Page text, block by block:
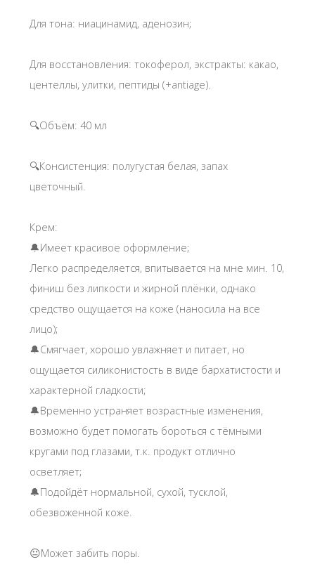
Для тона: ниацинамид, аденозин;
Для восстановления: токоферол, экстракты: какао,
центеллы, улитки, пептиды (+antiage).
🔍Объём: 40 мл
🔍Консистенция: полугустая белая, запах
цветочный.
Крем:
🔔Имеет красивое оформление;
Легко распределяется, впитывается на мне мин. 10,
финиш без липкости и жирной плёнки, однако
средство ощущается на коже (наносила на все
лицо);
🔔Смягчает, хорошо увлажняет и питает, но
ощущается силиконистость в виде бархатистости и
характерной гладкости;
🔔Временно устраняет возрастные изменения,
возможно будет помогать бороться с тёмными
кругами под глазами, т.к. продукт отлично
осветляет;
🔔Подойдёт нормальной, сухой, тусклой,
обезвоженной коже.
😐Может забить поры.